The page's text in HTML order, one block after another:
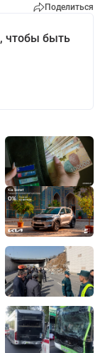
Поделиться
, чтобы быть